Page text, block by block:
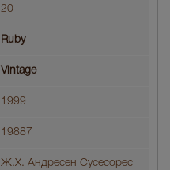
20
Ruby
Vintage
1999
19887
Ж.Х. Андресен Сусесорес